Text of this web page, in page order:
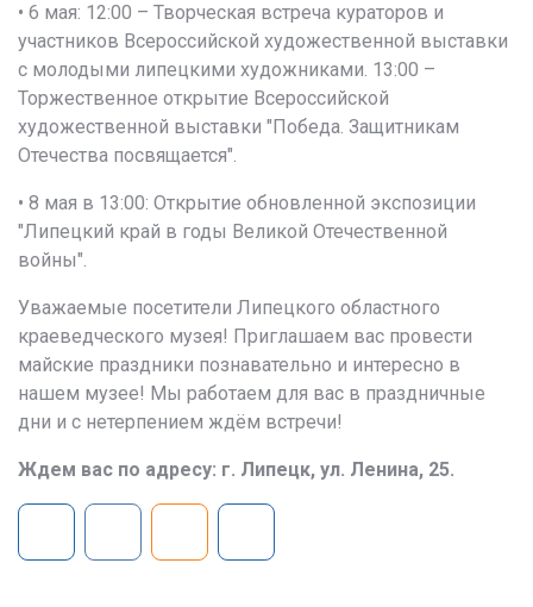
• 6 мая: 12:00 – Творческая встреча кураторов и
участников Всероссийской художественной выставки
с молодыми липецкими художниками. 13:00 –
Торжественное открытие Всероссийской
художественной выставки "Победа. Защитникам
Отечества посвящается".
• 8 мая в 13:00: Открытие обновленной экспозиции
"Липецкий край в годы Великой Отечественной
войны".
Уважаемые посетители Липецкого областного
краеведческого музея! Приглашаем вас провести
майские праздники познавательно и интересно в
нашем музее! Мы работаем для вас в праздничные
дни и с нетерпением ждём встречи!
Ждем вас по адресу: г. Липецк, ул. Ленина, 25.